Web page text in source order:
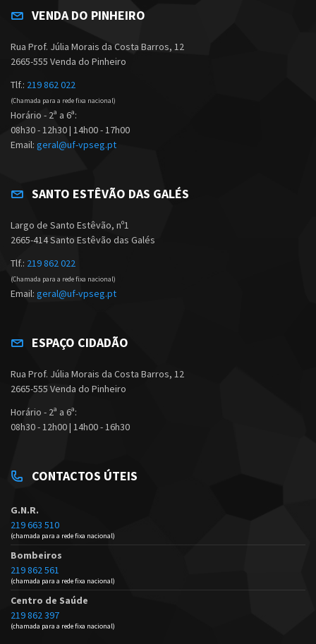
VENDA DO PINHEIRO
Rua Prof. Júlia Morais da Costa Barros, 12
2665-555 Venda do Pinheiro
Tlf.: 219 862 022
(Chamada para a rede fixa nacional)
Horário - 2ª a 6ª:
08h30 - 12h30 | 14h00 - 17h00
Email: geral@uf-vpseg.pt
SANTO ESTÊVÃO DAS GALÉS
Largo de Santo Estêvão, nº1
2665-414 Santo Estêvão das Galés
Tlf.: 219 862 022
(Chamada para a rede fixa nacional)
Email: geral@uf-vpseg.pt
ESPAÇO CIDADÃO
Rua Prof. Júlia Morais da Costa Barros, 12
2665-555 Venda do Pinheiro
Horário - 2ª a 6ª:
08h30 - 12h00 | 14h00 - 16h30
CONTACTOS ÚTEIS
G.N.R.
219 663 510
(chamada para a rede fixa nacional)
Bombeiros
219 862 561
(chamada para a rede fixa nacional)
Centro de Saúde
219 862 397
(chamada para a rede fixa nacional)